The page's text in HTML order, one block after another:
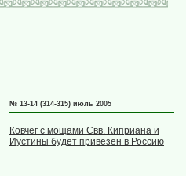
№ 13-14 (314-315) июль 2005
Ковчег с мощами Свв. Киприана и
Иустины будет привезен в Россию